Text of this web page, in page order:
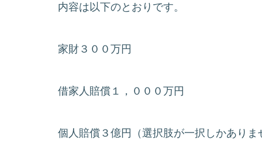
内容は以下のとおりです。
家財３００万円
借家人賠償１，０００万円
個人賠償３億円（選択肢が一択しかありま